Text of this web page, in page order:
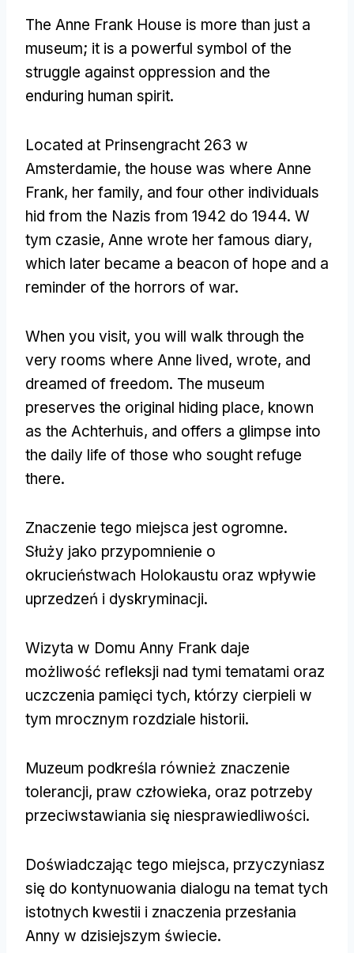
The Anne Frank House is more than just a
museum; it is a powerful symbol of the
struggle against oppression and the
enduring human spirit.
Located at Prinsengracht 263 w
Amsterdamie, the house was where Anne
Frank, her family, and four other individuals
hid from the Nazis from 1942 do 1944. W
tym czasie, Anne wrote her famous diary,
which later became a beacon of hope and a
reminder of the horrors of war.
When you visit, you will walk through the
very rooms where Anne lived, wrote, and
dreamed of freedom. The museum
preserves the original hiding place, known
as the Achterhuis, and offers a glimpse into
the daily life of those who sought refuge
there.
Znaczenie tego miejsca jest ogromne.
Służy jako przypomnienie o
okrucieństwach Holokaustu oraz wpływie
uprzedzeń i dyskryminacji.
Wizyta w Domu Anny Frank daje
możliwość refleksji nad tymi tematami oraz
uczczenia pamięci tych, którzy cierpieli w
tym mrocznym rozdziale historii.
Muzeum podkreśla również znaczenie
tolerancji, praw człowieka, oraz potrzeby
przeciwstawiania się niesprawiedliwości.
Doświadczając tego miejsca, przyczyniasz
się do kontynuowania dialogu na temat tych
istotnych kwestii i znaczenia przesłania
Anny w dzisiejszym świecie.